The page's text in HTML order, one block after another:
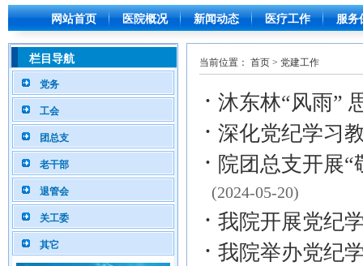
网站首页 医院概况 新闻动态 医疗工作 服务
栏目导航
党务
工会
团总支
老干部
退管会
关工委
其它
当前位置： 首页 > 党建工作
· 沐东林“风雨”
· 深化党纪学习
· 院团总支开展
(2024-05-20)
· 我院开展党纪
· 我院举办党纪